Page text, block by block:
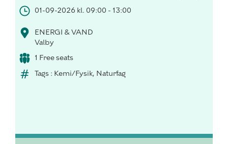
01-09-2026 kl. 09:00 - 13:00
ENERGI & VAND
Valby
1 Free seats
Tags : Kemi/Fysik, Naturfag